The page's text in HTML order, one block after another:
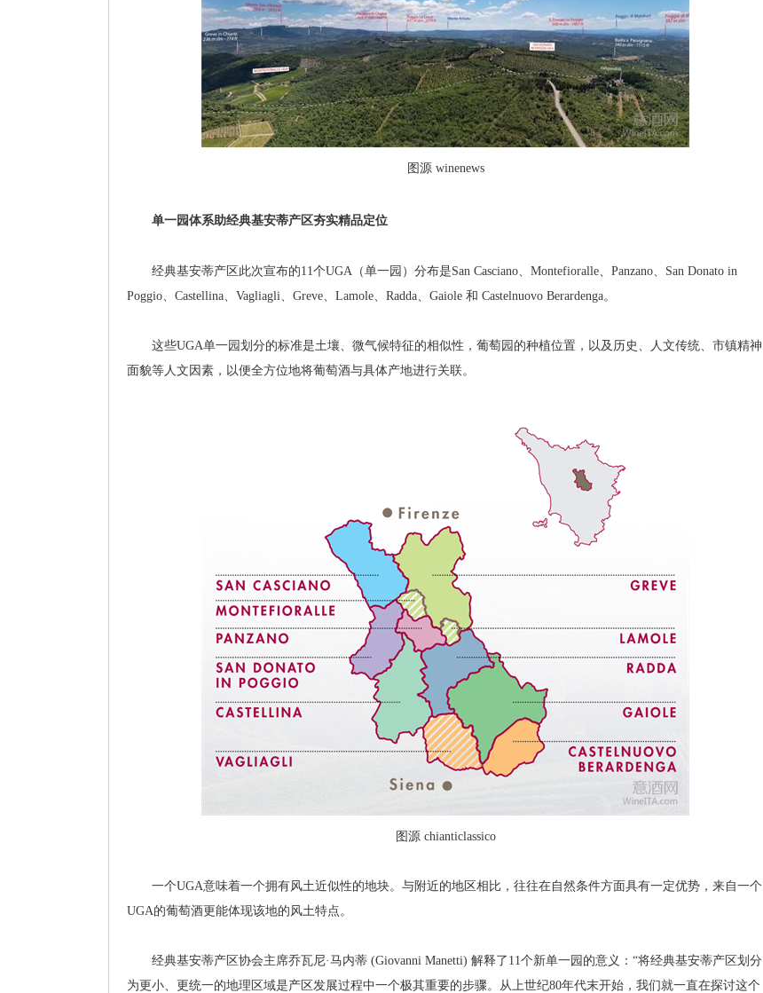
图源 winenews
单一园体系助经典基安蒂产区夯实精品定位
经典基安蒂产区此次宣布的11个UGA（单一园）分布是San Casciano、Montefioralle、Panzano、San Donato in
Poggio、Castellina、Vagliagli、Greve、Lamole、Radda、Gaiole 和 Castelnuovo Berardenga。
这些UGA单一园划分的标准是土壤、微气候特征的相似性，葡萄园的种植位置，以及历史、人文传统、市镇精神
面貌等人文因素，以便全方位地将葡萄酒与具体产地进行关联。
图源 chianticlassico
一个UGA意味着一个拥有风土近似性的地块。与附近的地区相比，往往在自然条件方面具有一定优势，来自一个
UGA的葡萄酒更能体现该地的风土特点。
经典基安蒂产区协会主席乔瓦尼·马内蒂 (Giovanni Manetti) 解释了11个新单一园的意义：“将经典基安蒂产区划分
为更小、更统一的地理区域是产区发展过程中一个极其重要的步骤。从上世纪80年代末开始，我们就一直在探讨这个